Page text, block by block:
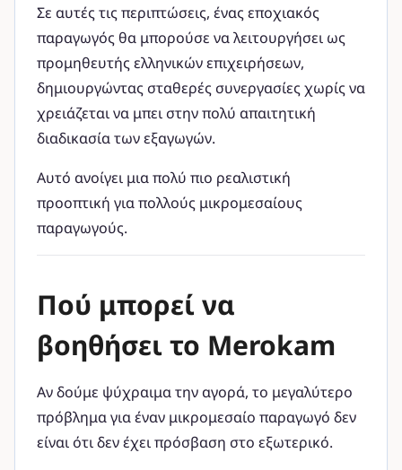
Σε αυτές τις περιπτώσεις, ένας εποχιακός
παραγωγός θα μπορούσε να λειτουργήσει ως
προμηθευτής ελληνικών επιχειρήσεων,
δημιουργώντας σταθερές συνεργασίες χωρίς να
χρειάζεται να μπει στην πολύ απαιτητική
διαδικασία των εξαγωγών.
Αυτό ανοίγει μια πολύ πιο ρεαλιστική
προοπτική για πολλούς μικρομεσαίους
παραγωγούς.
Πού μπορεί να
βοηθήσει το Merokam
Αν δούμε ψύχραιμα την αγορά, το μεγαλύτερο
πρόβλημα για έναν μικρομεσαίο παραγωγό δεν
είναι ότι δεν έχει πρόσβαση στο εξωτερικό.